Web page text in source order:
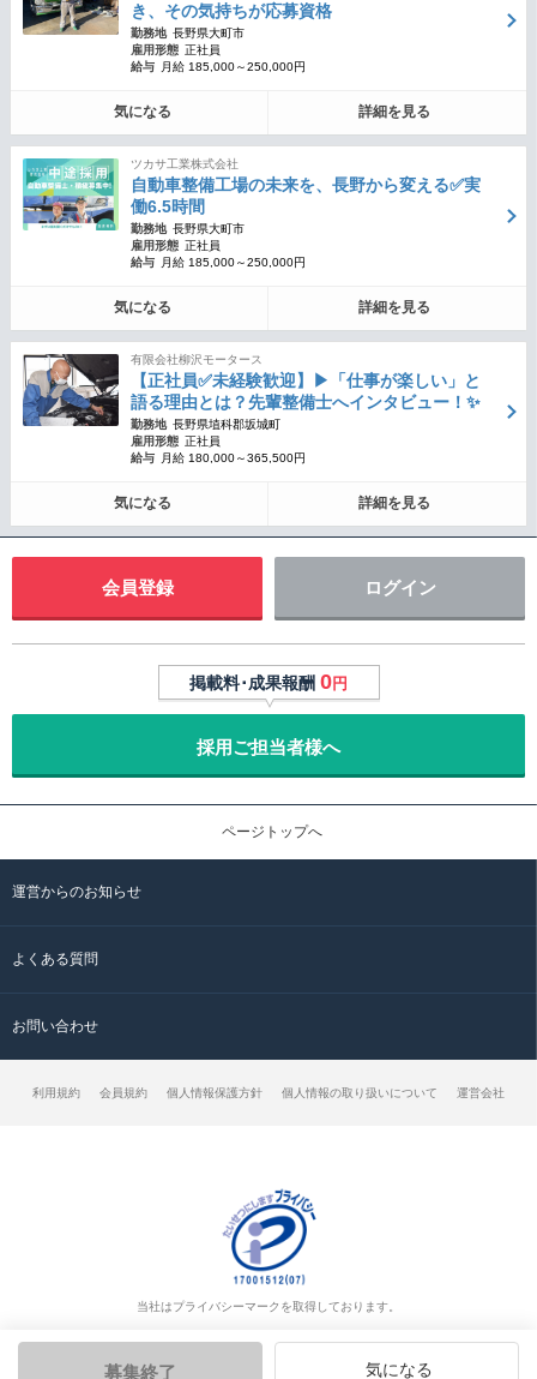
募集終了 気になる
き、その気持ちが応募資格
勤務地 長野県大町市
雇用形態 正社員
給与
月給 185,000～250,000円
気になる 詳細を見る
ツカサ工業株式会社
自動車整備工場の未来を、長野から変える✅実
働6.5時間
勤務地 長野県大町市
雇用形態 正社員
給与
月給 185,000～250,000円
気になる 詳細を見る
有限会社柳沢モータース
【正社員✅未経験歓迎】▶︎「仕事が楽しい」と
語る理由とは？先輩整備士へインタビュー！✨
勤務地 長野県埴科郡坂城町
雇用形態 正社員
給与
月給 180,000～365,500円
気になる 詳細を見る
会員登録 ログイン
掲載料･成果報酬 0円
採用ご担当者様へ
ページトップへ
運営からのお知らせ
よくある質問
お問い合わせ
利用規約 会員規約 個人情報保護方針 個人情報の取り扱いについて 運営会社
当社はプライバシーマークを取得しております。